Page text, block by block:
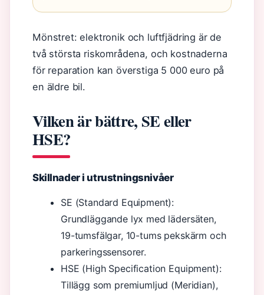
Mönstret: elektronik och luftfjädring är de
två största riskområdena, och kostnaderna
för reparation kan överstiga 5 000 euro på
en äldre bil.
Vilken är bättre, SE eller
HSE?
Skillnader i utrustningsnivåer
SE (Standard Equipment):
Grundläggande lyx med lädersäten,
19-tumsfälgar, 10-tums pekskärm och
parkeringssensorer.
HSE (High Specification Equipment):
Tillägg som premiumljud (Meridian),